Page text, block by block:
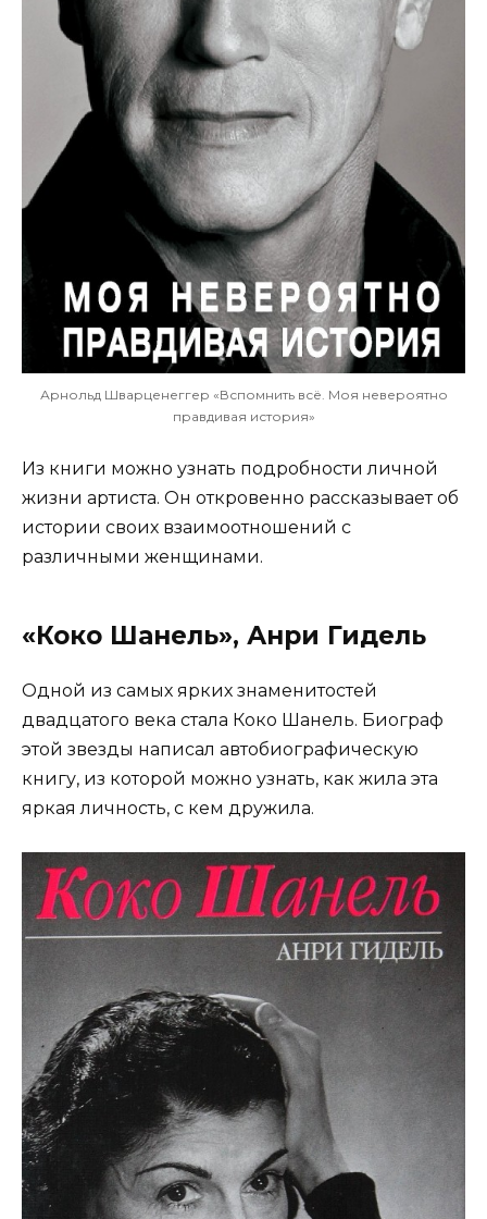
Арнольд Шварценеггер «Вспомнить всё. Моя невероятно
правдивая история»
Из книги можно узнать подробности личной
жизни артиста. Он откровенно рассказывает об
истории своих взаимоотношений с
различными женщинами.
«Коко Шанель», Анри Гидель
Одной из самых ярких знаменитостей
двадцатого века стала Коко Шанель. Биограф
этой звезды написал автобиографическую
книгу, из которой можно узнать, как жила эта
яркая личность, с кем дружила.